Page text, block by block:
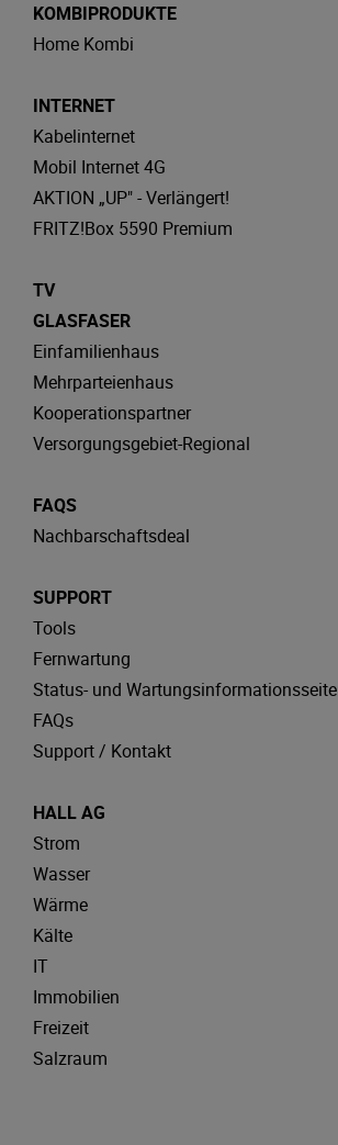
KOMBIPRODUKTE
Home Kombi
INTERNET
Kabelinternet
Mobil Internet 4G
AKTION „UP" - Verlängert!
FRITZ!Box 5590 Premium
TV
GLASFASER
Einfamilienhaus
Mehrparteienhaus
Kooperationspartner
Versorgungsgebiet-Regional
FAQS
Nachbarschaftsdeal
SUPPORT
Tools
Fernwartung
Status- und Wartungsinformationsseite
FAQs
Support / Kontakt
HALL AG
Strom
Wasser
Wärme
Kälte
IT
Immobilien
Freizeit
Salzraum